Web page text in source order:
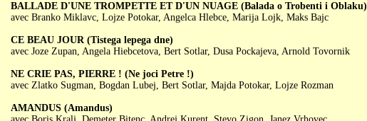
BALLADE D'UNE TROMPETTE ET D'UN NUAGE (Balada o Trobenti i Oblaku)
avec Branko Miklavc, Lojze Potokar, Angelca Hlebce, Marija Lojk, Maks Bajc
CE BEAU JOUR (Tistega lepega dne)
avec Joze Zupan, Angela Hiebcetova, Bert Sotlar, Dusa Pockajeva, Arnold Tovornik
NE CRIE PAS, PIERRE ! (Ne joci Petre !)
avec Zlatko Sugman, Bogdan Lubej, Bert Sotlar, Majda Potokar, Lojze Rozman
AMANDUS (Amandus)